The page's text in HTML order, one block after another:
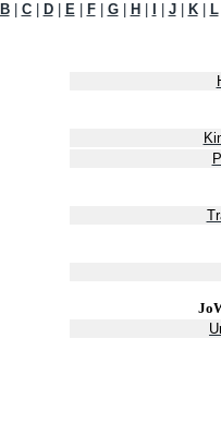
B| C| D| E| F| G| H J| K| L|